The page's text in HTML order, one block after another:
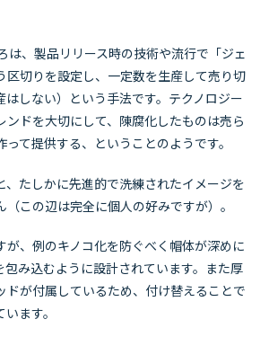
は、製品リリース時の技術や流行で「ジェ
区切りを設定し、一定数を生産して売り切
はしない）という手法です。テクノロジー
ンドを大切にして、陳腐化したものは売ら
て提供する、ということのようです。
、たしかに先進的で洗練されたイメージを
この辺は完全に個人の好みですが）。
が、例のキノコ化を防ぐべく帽体が深めに
包み込むように設計されています。また厚
ドが付属しているため、付け替えることで
ます。